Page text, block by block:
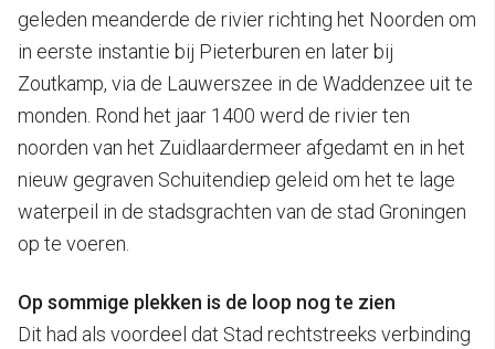
geleden meanderde de rivier richting het Noorden om
in eerste instantie bij Pieterburen en later bij
Zoutkamp, via de Lauwerszee in de Waddenzee uit te
monden. Rond het jaar 1400 werd de rivier ten
noorden van het Zuidlaardermeer afgedamt en in het
nieuw gegraven Schuitendiep geleid om het te lage
waterpeil in de stadsgrachten van de stad Groningen
op te voeren.
Op sommige plekken is de loop nog te zien
Dit had als voordeel dat Stad rechtstreeks verbinding